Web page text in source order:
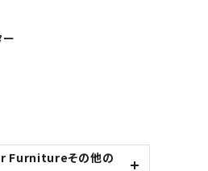
ー
Furnitureその他の